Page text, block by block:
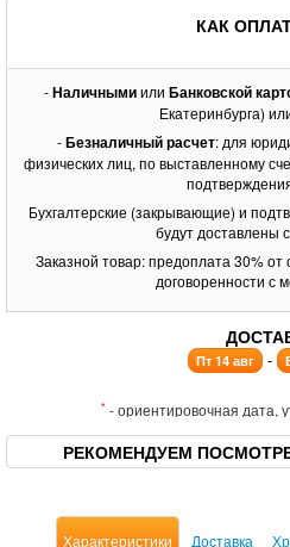
КАК
-Наличнымиили Банковской
Екатеринбурга)
-Безналичный расчет: для
физических лиц, по выставленному
Бухгалтерские (закрывающие) и
будут доставлены
Заказной товар: предоплата 30%
договоренности с
Пт 14 авг -
* - ориентировочная дата,
РЕКОМЕНДУЕМ
Характеристики Доставка